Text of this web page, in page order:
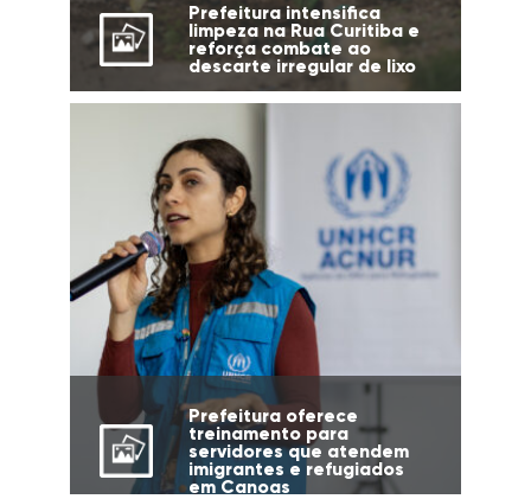
Prefeitura intensifica
limpeza na Rua Curitiba e
reforça combate ao
descarte irregular de lixo
Prefeitura oferece
treinamento para
servidores que atendem
imigrantes e refugiados
em Canoas